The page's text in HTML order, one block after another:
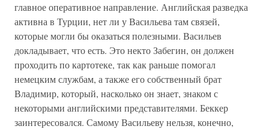
главное оперативное направление. Английская разведка
активна в Турции, нет ли у Васильева там связей,
которые могли бы оказаться полезными. Васильев
докладывает, что есть. Это некто Забегин, он должен
проходить по картотеке, так как раньше помогал
немецким службам, а также его собственный брат
Владимир, который, насколько он знает, знаком с
некоторыми английскими представителями. Беккер
заинтересовался. Самому Васильеву нельзя, конечно,